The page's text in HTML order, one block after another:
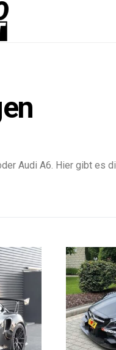
Audi A6. Hier gibt es